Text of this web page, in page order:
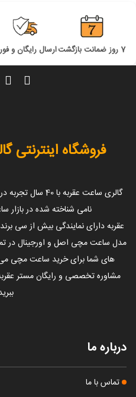
7 روز ضمانت بازگشت ارسال رایگان و
فروشگاه اینترنتی
گالری ساعت
نامی شناخته شده در
مدل ساعت مچی اصل و اورجینال در
های شما برای خرید ساعت مچی
مشاوره تخصصی و رایگان مستر
درباره ما
تماس با ما